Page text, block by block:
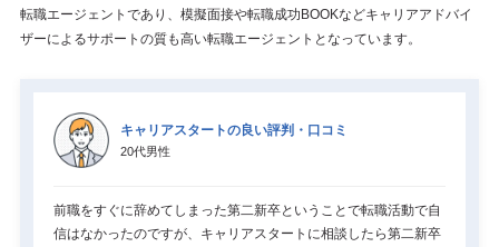
転職エージェントであり、模擬面接や転職成功BOOKなどキャリアアドバイ
ザーによるサポートの質も高い転職エージェントとなっています。
キャリアスタートの良い評判・口コミ
20代男性
前職をすぐに辞めてしまった第二新卒ということで転職活動で自
信はなかったのですが、キャリアスタートに相談したら第二新卒